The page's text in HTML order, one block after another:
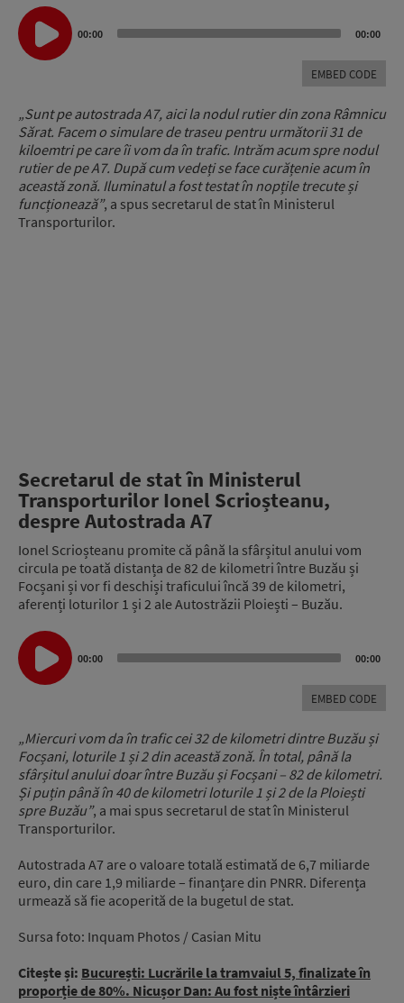
Audio
Player
00:00 00:00
EMBED CODE
„Sunt pe autostrada A7, aici la nodul rutier din zona Râmnicu
Sărat. Facem o simulare de traseu pentru următorii 31 de
kiloemtri pe care îi vom da în trafic. Intrăm acum spre nodul
rutier de pe A7. După cum vedeți se face curățenie acum în
această zonă. Iluminatul a fost testat în nopțile trecute și
funcționează”, a spus secretarul de stat în Ministerul
Transporturilor.
Secretarul de stat în Ministerul
Transporturilor Ionel Scrioșteanu,
despre Autostrada A7
Ionel Scrioșteanu promite că până la sfârșitul anului vom
circula pe toată distanța de 82 de kilometri între Buzău și
Focșani și vor fi deschiși traficului încă 39 de kilometri,
aferenți loturilor 1 și 2 ale Autostrăzii Ploiești – Buzău.
Audio
Player
00:00 00:00
EMBED CODE
„Miercuri vom da în trafic cei 32 de kilometri dintre Buzău și
Focșani, loturile 1 și 2 din această zonă. În total, până la
sfârșitul anului doar între Buzău și Focșani – 82 de kilometri.
Și puțin până în 40 de kilometri loturile 1 și 2 de la Ploiești
spre Buzău”, a mai spus secretarul de stat în Ministerul
Transporturilor.
Autostrada A7 are o valoare totală estimată de 6,7 miliarde
euro, din care 1,9 miliarde – finanțare din PNRR. Diferența
urmează să fie acoperită de la bugetul de stat.
Sursa foto: Inquam Photos / Casian Mitu
Citește și: București: Lucrările la tramvaiul 5, finalizate în
proporție de 80%. Nicușor Dan: Au fost niște întârzieri